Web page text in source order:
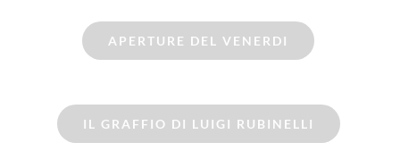
APERTURE DEL VENERDI
IL GRAFFIO DI LUIGI RUBINELLI